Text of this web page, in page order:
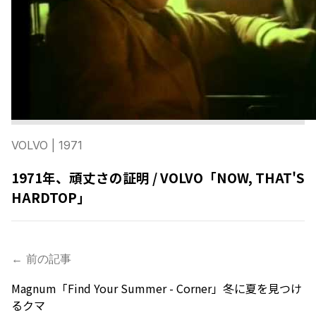
VOLVO | 1971
1971年、頑丈さの証明 / VOLVO「NOW, THAT'S
HARDTOP」
← 前の記事
Magnum「Find Your Summer - Corner」冬に夏を見つけ
るクマ